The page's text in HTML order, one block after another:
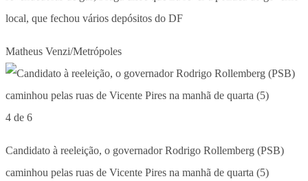
local, que fechou vários depósitos do DF
Matheus Venzi/Metrópoles
4 de 6
Candidato à reeleição, o governador Rodrigo Rollemberg (PSB)
caminhou pelas ruas de Vicente Pires na manhã de quarta (5)